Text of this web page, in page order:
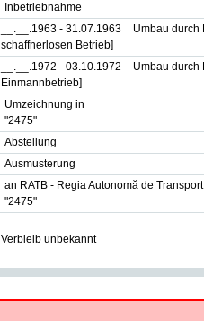
Inbetriebnahme
__.__.1963 - 31.07.1963
Umbau durch
schaffnerlosen Betrieb]
__.__.1972 - 03.10.1972
Umbau durch
Einmannbetrieb]
Umzeichnung in
"2475"
Abstellung
Ausmusterung
an RATB - Regia Autonomă de
"2475"
Verbleib unbekannt